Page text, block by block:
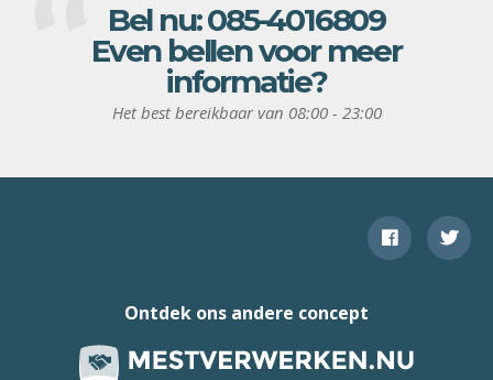
Bel nu:085-4016809
Even bellen voor meer
informatie?
Het best bereikbaar van 08:00 - 23:00
Ontdek ons andere concept